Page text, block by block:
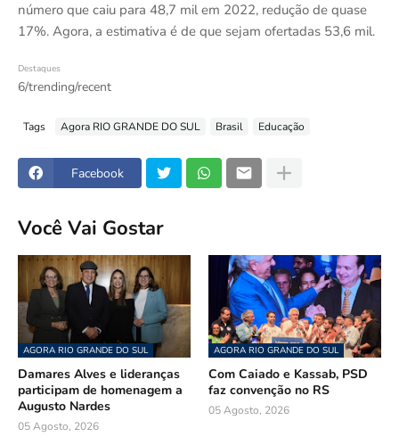
número que caiu para 48,7 mil em 2022, redução de quase
17%. Agora, a estimativa é de que sejam ofertadas 53,6 mil.
Destaques
6/trending/recent
Tags Agora RIO GRANDE DO SUL Brasil Educação
Facebook
Você Vai Gostar
AGORA RIO GRANDE DO SUL
Damares Alves e lideranças
participam de homenagem a
Augusto Nardes
05 Agosto, 2026
AGORA RIO GRANDE DO SUL
Com Caiado e Kassab, PSD
faz convenção no RS
05 Agosto, 2026